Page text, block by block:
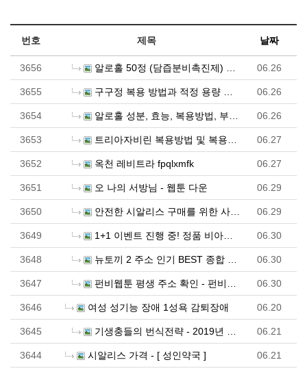
번호 제목 날짜
3656 알로홀 50정 (담즙분비촉진제) 구매대행 - 러시아 … 06.26
3655 구구정 복용 방법과 적정 용량 안내 06.26
3654 알로홀 성분, 효능, 복용방법, 부작용(설탕 미함유) … 06.26
3653 트리아자비린 복용방법 및 복용량 - 러시아 직구 우라몰… 06.27
3652 옥천 레비트라 fpqlxmfk 06.27
3651 오 나의 서방님 - 웹툰 다운 06.29
3650 안전한 시알리스 구매를 위한 사이트 선택 가이드 - 비… 06.29
3649 1+1 이벤트 진행 중! 정품 비아그라 파워약국에서 만… 06.30
3648 뉴토끼 2 주소 인기 BEST 종합 정보 공유: 모바일… 06.30
3647 펀비웹툰 평생 주소 확인 - 펀비웹툰 같은 사이트 - … 06.30
3646 여성 성기능 장애 1성욕 감퇴장애 06.20
3645 기생충들의 번식전략 - 2019년 이슈 키워드 "기생충… 06.21
3644 시알리스 가격 - [ 성인약국 ] 06.21